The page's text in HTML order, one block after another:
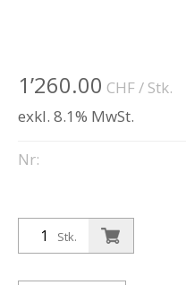
1’260.00 CHF/ Stk.
exkl. 8.1% MwSt.
Nr:
Stk.